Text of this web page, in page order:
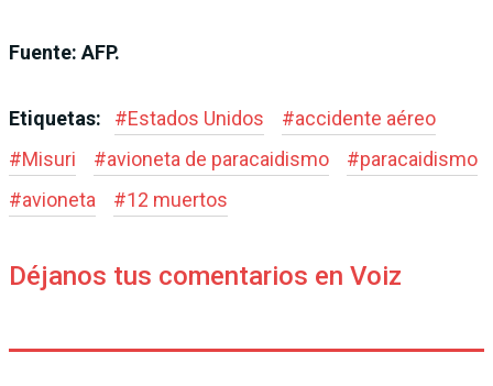
Fuente: AFP.
Etiquetas: #Estados Unidos #accidente aéreo
#Misuri #avioneta de paracaidismo #paracaidismo
#avioneta #12 muertos
Déjanos tus comentarios en Voiz